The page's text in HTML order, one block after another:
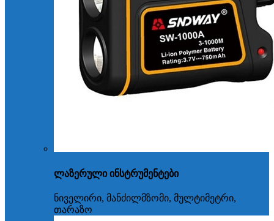
ლაზერული ინსტრუმენტები
ნიველირი, მანძილმზომი, მულტიმეტრი,
თარაზო